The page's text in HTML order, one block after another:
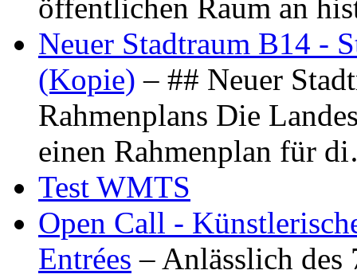
öffentlichen Raum an
Neuer Stadtraum B14 -
(Kopie) – ## Neuer
Rahmenplans Die
einen Rahmenplan für
Test WMTS
Open Call -
Entrées – Anlässlich